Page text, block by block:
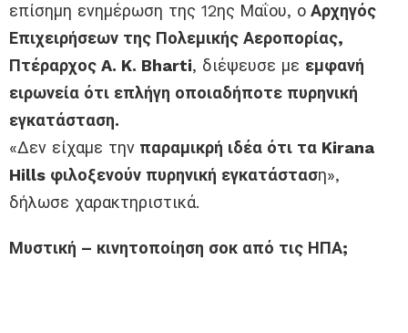
επίσημη ενημέρωση της 12ης Μαΐου, ο Αρχηγός
Επιχειρήσεων της Πολεμικής Αεροπορίας,
Πτέραρχος A. K. Bharti, διέψευσε με εμφανή
ειρωνεία ότι επλήγη οποιαδήποτε πυρηνική
εγκατάσταση.
«Δεν είχαμε την παραμικρή ιδέα ότι τα Kirana
Hills φιλοξενούν πυρηνική εγκατάσταση»,
δήλωσε χαρακτηριστικά.
Μυστική – κινητοποίηση σοκ από τις ΗΠΑ;